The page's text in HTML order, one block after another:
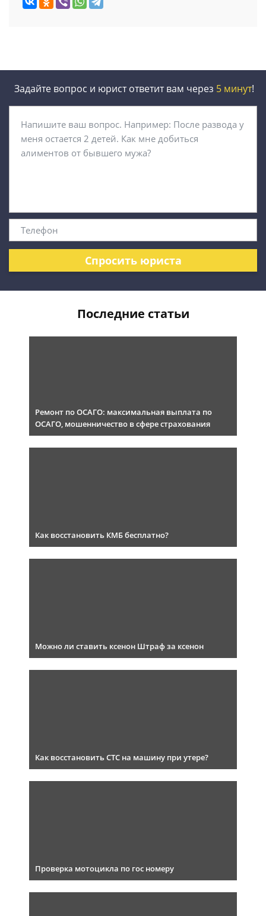
Задайте вопрос и юрист ответит вам через 5 минут!
Спросить юриста
Последние статьи
Ремонт по ОСАГО: максимальная выплата по
ОСАГО, мошенничество в сфере страхования
Как восстановить КМБ бесплатно?
Можно ли ставить ксенон Штраф за ксенон
Как восстановить СТС на машину при утере?
Проверка мотоцикла по гос номеру